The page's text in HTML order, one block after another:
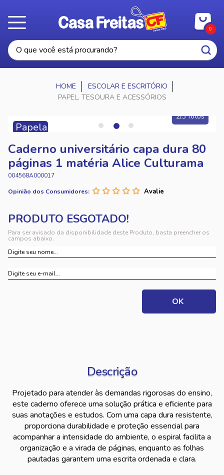
0
ESCOLAR E ESCRITÓRIO
PAPEL, TESOURA E ACESSÓRIOS
Papelaria
Volta
às
AULAS
2/3 fotos
Caderno universitário capa dura 80
páginas 1 matéria Alice Culturama
004568A000017
Opinião dos Consumidores:
Para ser avisado da disponibilidade deste Produto, basta preencher os
campos abaixo.
Descrição
Projetado para atender às demandas rigorosas do ensino,
este caderno oferece uma solução prática e eficiente para
suas anotações e estudos. Com uma capa dura resistente,
proporciona durabilidade e proteção essencial para
acompanhar a intensidade do ambiente, o espiral facilita a
organização e a virada de páginas, enquanto as folhas
pautadas garantem uma escrita ordenada e clara.